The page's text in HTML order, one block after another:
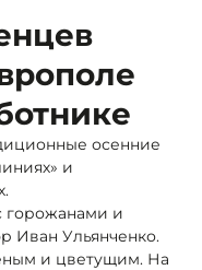
осенние
и
горожанами и
Иван Ульянченко.
и цветущим. На